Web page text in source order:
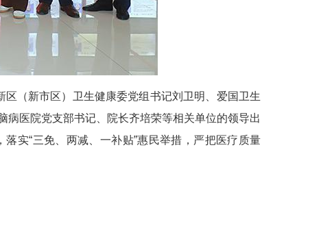
（新市区）卫生健康委党组书记刘卫明、爱国卫生
医院党支部书记、院长齐培荣等相关单位的领导出
实“三免、两减、一补贴”惠民举措，严把医疗质量